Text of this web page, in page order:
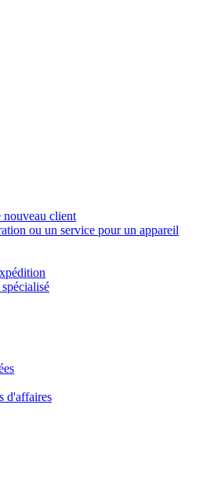
nouveau client
ou un service pour un appareil
d'affaires